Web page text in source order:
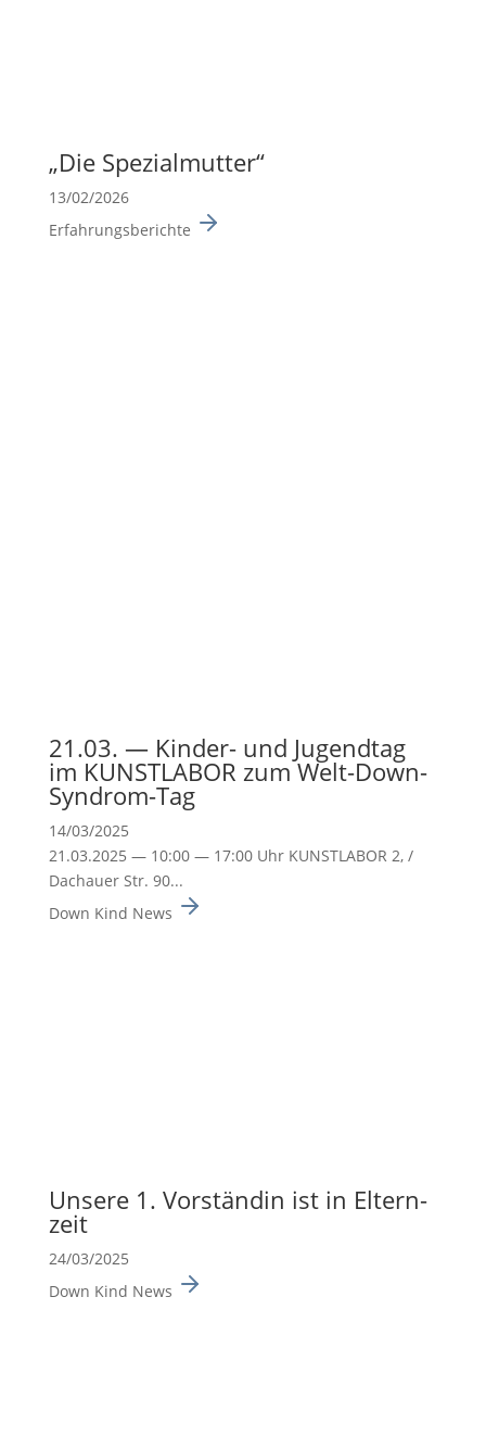
„Die Spezi­al­mutter“
13/02/2026
Erfahrungsberichte
21.03. — Kinder- und Jugendtag
im KUNSTLABOR zum Welt-Down-
Syndrom-Tag
14/03/2025
21.03.2025 — 10:00 — 17:00 Uhr KUNSTLABOR 2, /
Dachauer Str. 90...
Down Kind News
Unsere 1. Vorständin ist in Eltern­
zeit
24/03/2025
Down Kind News